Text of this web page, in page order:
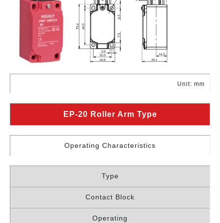
Unit: mm
EP-20 Roller Arm Type
Operating Characteristics
Type
Contact Block
Operating